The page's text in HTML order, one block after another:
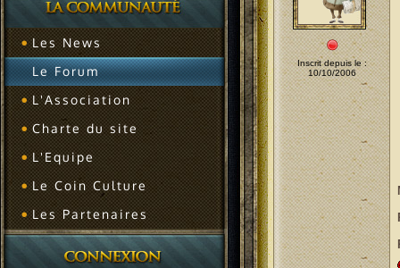
Les News
Le Forum
L'Association
Charte du site
L'Equipe
Le Coin Culture
Les Partenaires
Inscrit depuis le :
10/10/2006